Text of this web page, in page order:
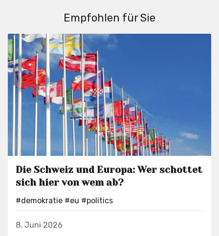
Empfohlen für Sie
Die Schweiz und Europa: Wer schottet
sich hier von wem ab?
#demokratie #eu #politics
8. Juni 2026